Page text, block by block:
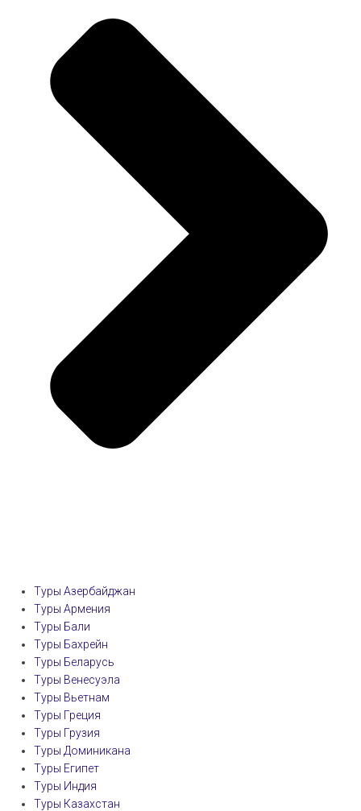
Туры Азербайджан
Туры Армения
Туры Бали
Туры Бахрейн
Туры Беларусь
Туры Венесуэла
Туры Вьетнам
Туры Греция
Туры Грузия
Туры Доминикана
Туры Египет
Туры Индия
Туры Казахстан